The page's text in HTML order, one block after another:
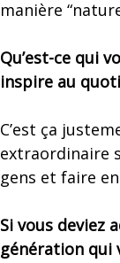
manière
Qu’est-ce qui
inspire au
C’est ça
extraordinaire
gens et faire
Si vous deviez
génération qui